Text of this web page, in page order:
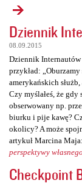
Dziennik
08.09.2015
Dziennik Internautów
przykład:
amerykańskich
Czy myślałeś, że
obserwowany np.
biurku i pije kawę?
okolicy? A może
artykuł Marcina Maja:
perspektywy
Checkpoint